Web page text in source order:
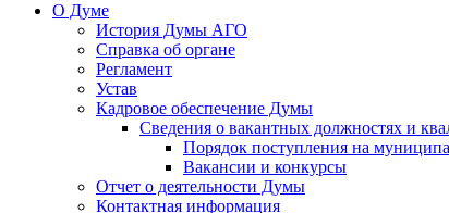
О Думе
История Думы АГО
Справка об органе
Регламент
Устав
Кадровое обеспечение Думы
Сведения о вакантных должностях и
Порядок поступления на
Вакансии и конкурсы
Отчет о деятельности Думы
Контактная информация